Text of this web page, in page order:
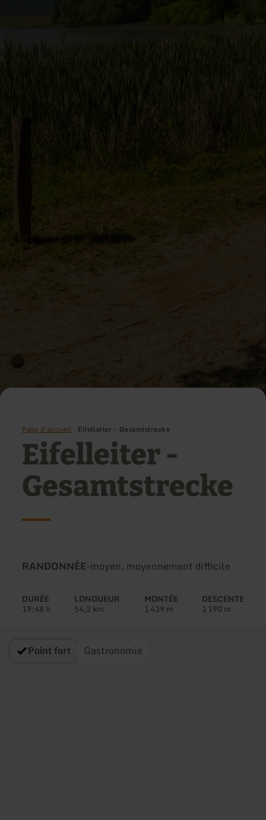
Page d'accueil Eifelleiter - Gesamtstrecke
Eifelleiter -
Gesamtstrecke
Type
circuit:
RANDONNÉE-Difficulté:
moyen, moyennement difficile
DURÉE
19:48 h
LONGUEUR
54,2 km
MONTÉE
1 439 m
DESCENTE
1 190 m
Point fort Gastronomie